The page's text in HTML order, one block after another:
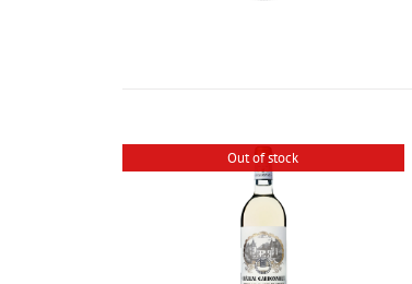
Out of stock